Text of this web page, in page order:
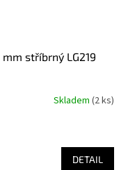
mm stříbrný LG219
Skladem (2 ks)
DETAIL